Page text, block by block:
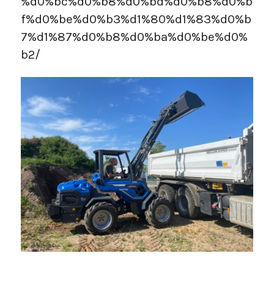
f%d0%be%d0%b3%d1%80%d1%83%d0%b
7%d1%87%d0%b8%d0%ba%d0%be%d0%
b2/